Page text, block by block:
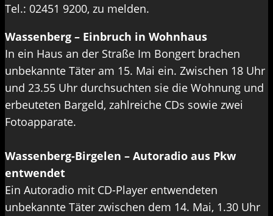
Tel.: 02451 9200, zu melden.
Wassenberg – Einbruch in Wohnhaus
In ein Haus an der Straße Im Bongert brachen
unbekannte Täter am 15. Mai ein. Zwischen 18 Uhr
und 23.55 Uhr durchsuchten sie die Wohnung und
erbeuteten Bargeld, zahlreiche CDs sowie zwei
Fotoapparate.
Wassenberg-Birgelen – Autoradio aus Pkw
entwendet
Ein Autoradio mit CD-Player entwendeten
unbekannte Täter zwischen dem 14. Mai, 1.30 Uhr